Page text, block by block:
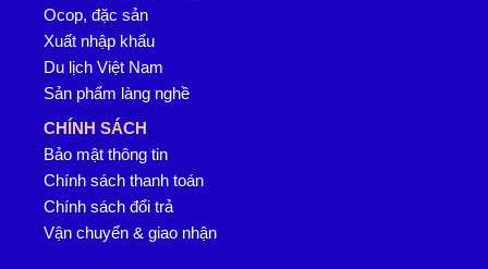
Ocop, đặc sản
Xuất nhập khẩu
Du lịch Việt Nam
Sản phẩm làng nghề
CHÍNH SÁCH
Bảo mật thông tin
Chính sách thanh toán
Chính sách đổi trả
Vận chuyển & giao nhận